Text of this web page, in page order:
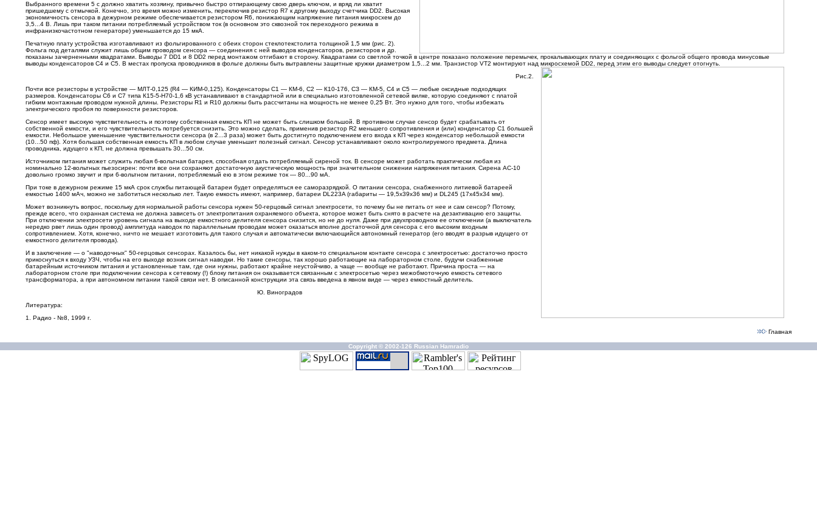
Выбранного времени 5 с должно хватить хозяину, привычно быстро отпирающему свою дверь ключом, и вряд ли хватит
пришедшему с отмычкой. Конечно, это время можно изменить, переключив резистор R7 к другому выходу счетчика DD2. Высокая
экономичность сенсора в дежурном режиме обеспечивается резистором R6, понижающим напряжение питания микросхем до
3,5...4 В. Лишь при таком питании потребляемый устройством ток (в основном это сквозной ток переходного режима в
инфранизкочастотном генераторе) уменьшается до 15 мкА.
Печатную плату устройства изготавливают из фольгированного с обеих сторон стеклотекстолита толщиной 1,5 мм (рис. 2).
Фольга под деталями служит лишь общим проводом сенсора — соединения с ней выводов конденсаторов, резисторов и др.
показаны зачерненными квадратами. Выводы 7 DD1 и 8 DD2 перед монтажом отгибают в сторону. Квадратами со светлой точкой в центре показано положение перемычек, прокалывающих плату и соединяющих с фольгой общего провода минусовые
выводы конденсаторов С4 и С5. В местах пропуска проводников в фольге должны быть вытравлены защитные кружки диаметром 1,5...2 мм. Транзистор VT2 монтируют над микросхемой DD2, перед этим его выводы следует отогнуть.
Рис.2.
Почти все резисторы в устройстве — МЛТ-0,125 (R4 — КИМ-0,125). Конденсаторы С1 — КМ-6, С2 — К10-176, СЗ — КМ-5, С4 и С5 — любые оксидные подходящих
размеров. Конденсаторы С6 и С7 типа К15-5-Н70-1,6 кВ устанавливают в стандартной или в специально изготовленной сетевой вилке, которую соединяют с платой
гибким монтажным проводом нужной длины. Резисторы R1 и R10 должны быть рассчитаны на мощность не менее 0,25 Вт. Это нужно для того, чтобы избежать
электрического пробоя по поверхности резисторов.
Сенсор имеет высокую чувствительность и поэтому собственная емкость КП не может быть слишком большой. В противном случае сенсор будет срабатывать от
собственной емкости, и его чувствительность потребуется снизить. Это можно сделать, применив резистор R2 меньшего сопротивления и (или) конденсатор С1 большей
емкости. Небольшое уменьшение чувствительности сенсора (в 2...3 раза) может быть достигнуто подключением его входа к КП через конденсатор небольшой емкости
(10...50 пф). Хотя большая собственная емкость КП в любом случае уменьшит полезный сигнал. Сенсор устанавливают около контролируемого предмета. Длина
проводника, идущего к КП, не должна превышать 30...50 см.
Источником питания может служить любая 6-вольтная батарея, способная отдать потребляемый сиреной ток. В сенсоре может работать практически любая из
номинально 12-вольтных пьезосирен: почти все они сохраняют достаточную акустическую мощность при значительном снижении напряжения питания. Сирена АС-10
довольно громко звучит и при 6-вольтном питании, потребляемый ею в этом режиме ток — 80...90 мА.
При токе в дежурном режиме 15 мкА срок службы питающей батареи будет определяться ее саморазрядкой. О питании сенсора, снабженного литиевой батареей
емкостью 1400 мАч, можно не заботиться несколько лет. Такую емкость имеют, например, батареи DL223A (габариты — 19,5x39x36 мм) и DL245 (17x45x34 мм).
Может возникнуть вопрос, поскольку для нормальной работы сенсора нужен 50-герцовый сигнал электросети, то почему бы не питать от нее и сам сенсор? Потому,
прежде всего, что охранная система не должна зависеть от электропитания охраняемого объекта, которое может быть снято в расчете на дезактивацию его защиты.
При отключении электросети уровень сигнала на выходе емкостного делителя сенсора снизится, но не до нуля. Даже при двухпроводном ее отключении (а выключатель
нередко рвет лишь один провод) амплитуда наводок по параллельным проводам может оказаться вполне достаточной для сенсора с его высоким входным
сопротивлением. Хотя, конечно, ничто не мешает изготовить для такого случая и автоматически включающийся автономный генератор (его вводят в разрыв идущего от
емкостного делителя провода).
И в заключение — о "наводочных" 50-герцовых сенсорах. Казалось бы, нет никакой нужды в каком-то специальном контакте сенсора с электросетью: достаточно просто
прикоснуться к входу УЗЧ, чтобы на его выходе возник сигнал наводки. Но такие сенсоры, так хорошо работающие на лабораторном столе, будучи снабженные
батарейным источником питания и установленные там, где они нужны, работают крайне неустойчиво, а чаще — вообще не работают. Причина проста — на
лабораторном столе при подключении сенсора к сетевому (!) блоку питания он оказывается связанным с электросетью через межобмоточную емкость сетевого
трансформатора, а при автономном питании такой связи нет. В описанной конструкции эта связь введена в явном виде — через емкостный делитель.
Ю. Виноградов
Литература:
1. Радио - №8, 1999 г.
Главная
Copyright © 2002-126 Russian Hamradio